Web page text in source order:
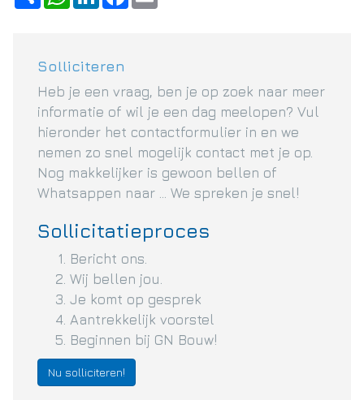
Solliciteren
Heb je een vraag, ben je op zoek naar meer
informatie of wil je een dag meelopen? Vul
hieronder het contactformulier in en we
nemen zo snel mogelijk contact met je op.
Nog makkelijker is gewoon bellen of
Whatsappen naar ... We spreken je snel!
Sollicitatieproces
Bericht ons.
Wij bellen jou.
Je komt op gesprek
Aantrekkelijk voorstel
Beginnen bij GN Bouw!
Nu solliciteren!